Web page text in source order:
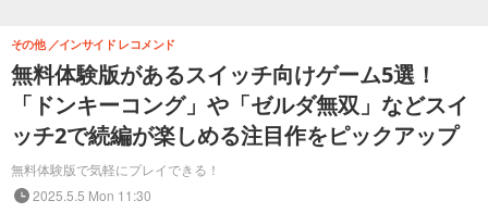
無料体験版があるスイッチ向けゲーム5選！
「ドンキーコング」や「ゼルダ無双」などスイ
ッチ2で続編が楽しめる注目作をピックアップ
無料体験版で気軽にプレイできる！
その他 インサイド レコメンド
2025.5.5 Mon 11:30